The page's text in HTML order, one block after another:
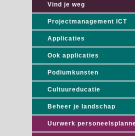
Vind je weg
Projectmanagement ICT
Applicaties
Ook applicaties
Podiumkunsten
Cultuureducatie
Beheer je landschap
Uurwerk